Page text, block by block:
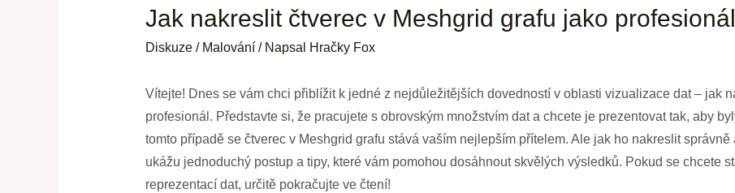
Jak nakreslit čtverec v Meshgrid grafu jako
Diskuze / Malování/ Napsal Hračky Fox
Vítejte! Dnes se vám chci přiblížit k jedné z nejdůležitějších dovedností v oblasti vizualizace dat – jak
profesionál. Představte si, že pracujete s obrovským množstvím dat a chcete je prezentovat tak, aby
tomto případě se čtverec v Meshgrid grafu stává vaším nejlepším přítelem. Ale jak ho nakreslit
ukážu jednoduchý postup a tipy, které vám pomohou dosáhnout skvělých výsledků. Pokud se chcete
reprezentací dat, určitě pokračujte ve čtení!